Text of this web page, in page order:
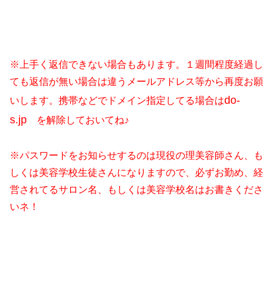
※上手く返信できない場合もあります。１週間程度経過 し
ても返信が無い場合は違うメールアドレス等から再度お願
いします。 携帯などでドメイン指定してる場合はdo-
s.jp を解除しておいてね♪
※パスワードをお知らせするのは現役の理美容師さん、も
しくは美容学校生徒さんになりますので、 必ずお勤め、経
営されてるサロン名、
もしくは美容学校名はお書きくださ
いネ！